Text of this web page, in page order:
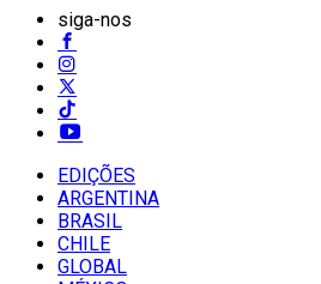
siga-nos
EDIÇÕES
ARGENTINA
BRASIL
CHILE
GLOBAL